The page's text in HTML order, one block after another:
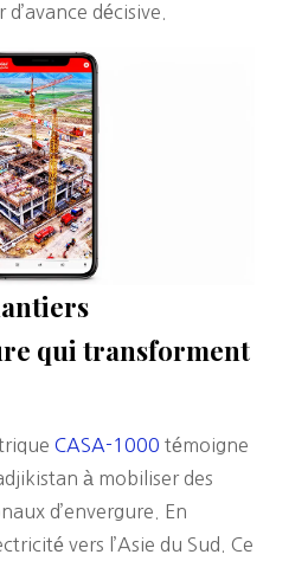
décisive.
qui transforment
CASA-1000 témoigne
à mobiliser des
d’envergure. En
vers l’Asie du Sud. Ce